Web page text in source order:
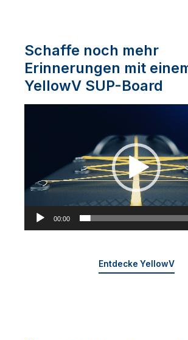
Schaffe noch mehr
Erinnerungen mit
YellowV SUP-Board
00:00
Entdecke YellowV